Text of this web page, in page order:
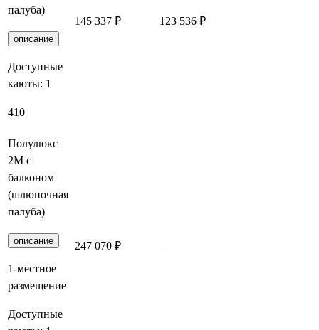
палуба)
описание
Доступные
каюты: 1
410
145 337 ₽ 123 536 ₽
Полулюкс
2М с
балконом
(шлюпочная
палуба)
описание
1-местное
размещение
Доступные
247 070 ₽ —